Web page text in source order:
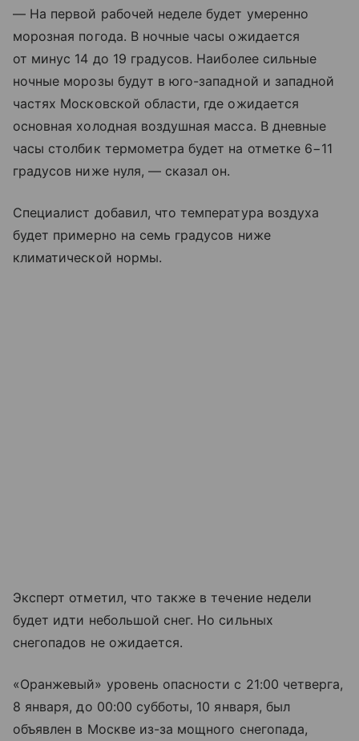
— На первой рабочей неделе будет умеренно
морозная погода. В ночные часы ожидается
от минус 14 до 19 градусов. Наиболее сильные
ночные морозы будут в юго-западной и западной
частях Московской области, где ожидается
основная холодная воздушная масса. В дневные
часы столбик термометра будет на отметке 6−11
градусов ниже нуля, — сказал он.
Специалист добавил, что температура воздуха
будет примерно на семь градусов ниже
климатической нормы.
Эксперт отметил, что также в течение недели
будет идти небольшой снег. Но сильных
снегопадов не ожидается.
«Оранжевый» уровень опасности с 21:00 четверга,
8 января, до 00:00 субботы, 10 января, был
объявлен в Москве из-за мощного снегопада,